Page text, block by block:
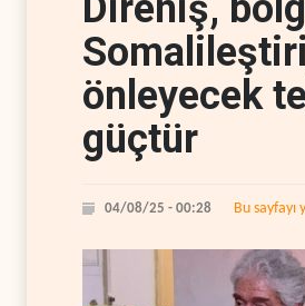
önleyecek
güçtür
04/08/25 - 00:28 Bu sayfayı